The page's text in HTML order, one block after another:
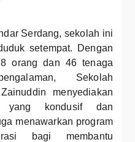
Serdang, sekolah ini
setempat. Dengan
orang dan 46 tenaga
Sekolah
menyediakan
yang kondusif dan
menawarkan program
bagi membantu